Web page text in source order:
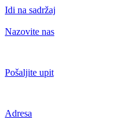
Idi na sadržaj
Nazovite nas
Pošaljite upit
Adresa